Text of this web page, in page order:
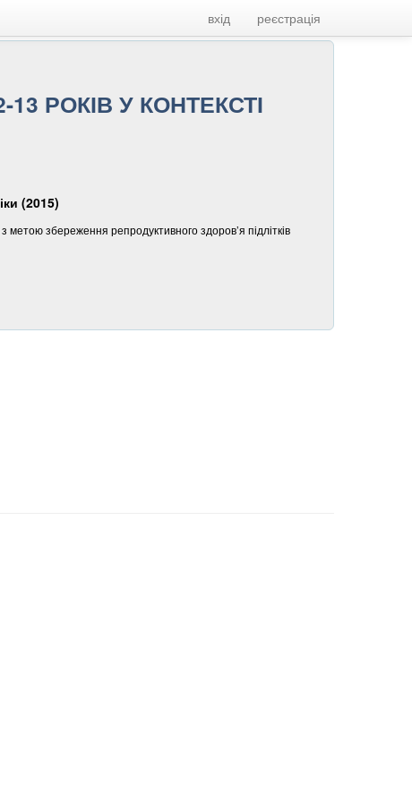
вхід реєстрація
РОКІВ У КОНТЕКСТІ
(2015)
метою збереження репродуктивного здоров’я підлітків